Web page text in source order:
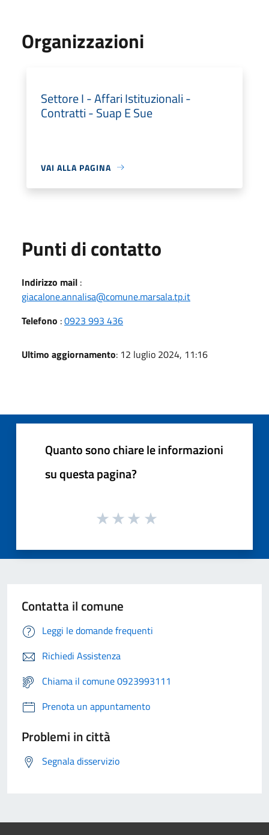
Organizzazioni
Settore I - Affari Istituzionali -
Contratti - Suap E Sue
VAI ALLA PAGINA
Punti di contatto
Indirizzo mail :
giacalone.annalisa@comune.marsala.tp.it
Telefono :0923 993 436
Ultimo aggiornamento: 12 luglio 2024, 11:16
Quanto sono chiare le informazioni
su questa pagina?
Contatta il comune
Leggi le domande frequenti
Richiedi Assistenza
Chiama il comune 0923993111
Prenota un appuntamento
Problemi in città
Segnala disservizio